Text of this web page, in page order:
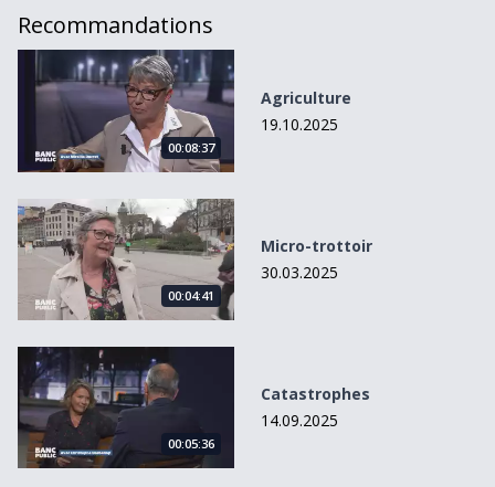
Recommandations
Agriculture
00:08:37
Agriculture
19.10.2025
Micro-trottoir
00:04:41
Micro-trottoir
30.03.2025
Catastrophes
00:05:36
Catastrophes
14.09.2025